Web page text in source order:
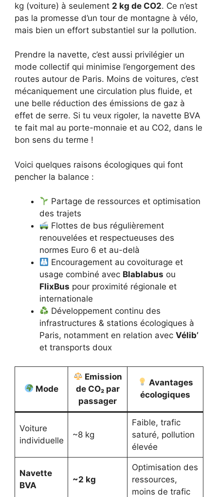
kg (voiture) à seulement 2 kg de CO2. Ce n’est
pas la promesse d’un tour de montagne à vélo,
mais bien un effort substantiel sur la pollution.
Prendre la navette, c’est aussi privilégier un
mode collectif qui minimise l’engorgement des
routes autour de Paris. Moins de voitures, c’est
mécaniquement une circulation plus fluide, et
une belle réduction des émissions de gaz à
effet de serre. Si tu veux rigoler, la navette BVA
te fait mal au porte-monnaie et au CO2, dans le
bon sens du terme !
Voici quelques raisons écologiques qui font
pencher la balance :
Partage de ressources et optimisation
des trajets
Flottes de bus régulièrement
renouvelées et respectueuses des
normes Euro 6 et au-delà
Encouragement au covoiturage et
usage combiné avec Blablabus ou
FlixBus pour proximité régionale et
internationale
Développement continu des
infrastructures & stations écologiques à
Paris, notamment en relation avec Vélib’
et transports doux
Mode
Emission
de CO₂ par
passager
Avantages
écologiques
Voiture
individuelle
~8 kg
Faible, trafic
saturé, pollution
élevée
Navette
BVA
~2 kg
Optimisation des
ressources,
moins de trafic